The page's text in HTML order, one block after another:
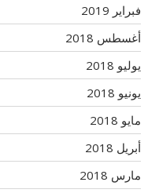
فبراير 2019
أغسطس 2018
يوليو 2018
يونيو 2018
مايو 2018
أبريل 2018
مارس 2018